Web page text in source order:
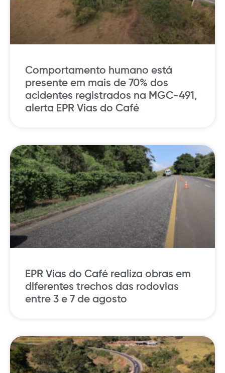
Comportamento humano está
presente em mais de 70% dos
acidentes registrados na MGC-491,
alerta EPR Vias do Café
EPR Vias do Café realiza obras em
diferentes trechos das rodovias
entre 3 e 7 de agosto